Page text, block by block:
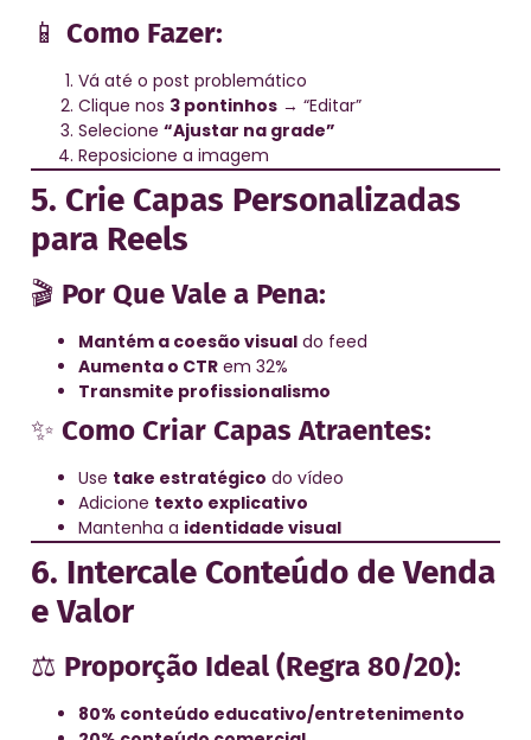
📱 Como Fazer:
Vá até o post problemático
Clique nos 3 pontinhos → “Editar”
Selecione “Ajustar na grade”
Reposicione a imagem
5. Crie Capas Personalizadas
para Reels
🎬 Por Que Vale a Pena:
Mantém a coesão visual do feed
Aumenta o CTR em 32%
Transmite profissionalismo
✨ Como Criar Capas Atraentes:
Use take estratégico do vídeo
Adicione texto explicativo
Mantenha a identidade visual
6. Intercale Conteúdo de Venda
e Valor
⚖️ Proporção Ideal (Regra 80/20):
80% conteúdo educativo/entretenimento